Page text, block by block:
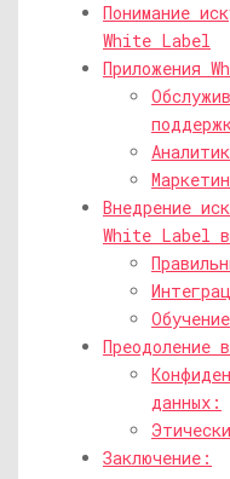
Понимание
White Label
Приложения
Внедрение
White Label
Преодоление
данных:
Заключение: